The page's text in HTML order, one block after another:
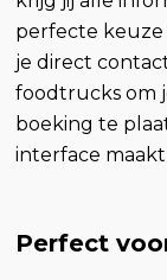
perfecte
je direct
foodtrucks om
boeking te
interface
Perfect